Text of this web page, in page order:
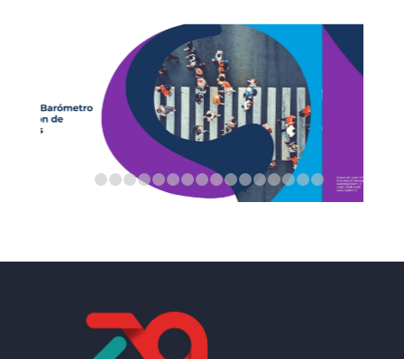
1 2 3 4 5 6 7 8 9 1011 1213